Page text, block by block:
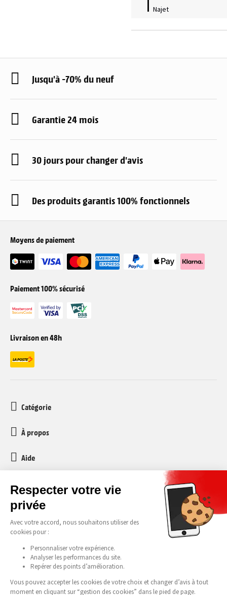
Najet
Jusqu'à -70% du neuf
Garantie 24 mois
30 jours pour changer d'avis
Des produits garantis 100% fonctionnels
Moyens de paiement
Paiement 100% sécurisé
Livraison en 48h
Catégorie
À propos
Aide
Service client
media-markt-refurbished@recommerce.com
Lundi-Vendredi 08:00-17:00